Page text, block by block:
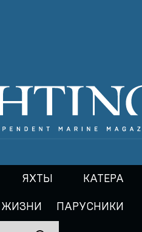
ЯХТЫ КАТЕРА
ЖИЗНИ ПАРУСНИКИ